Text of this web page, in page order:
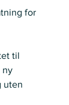
for
til
ny
uten